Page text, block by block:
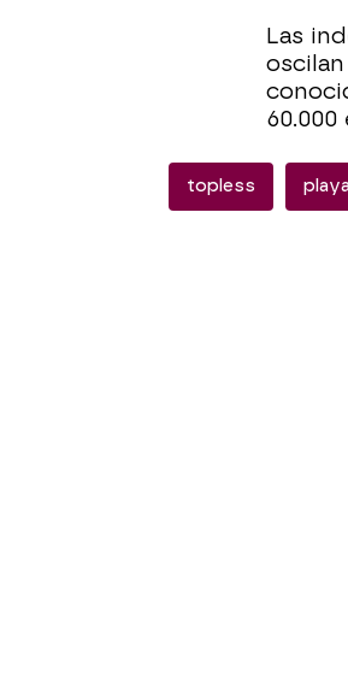
Las
60.000
topless